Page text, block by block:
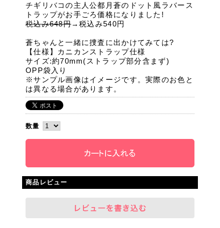
チギリバコの主人公都月蒼のドット風ラバース
トラップがお手ごろ価格になりました!
税込み648円→税込み540円
蒼ちゃんと一緒に捜査に出かけてみては?
【仕様】カニカンストラップ仕様
サイズ:約70mm(ストラップ部分含まず)
OPP袋入り
※サンプル画像はイメージです。実際のお色と
は異なる場合があります。
数量
商品レビュー